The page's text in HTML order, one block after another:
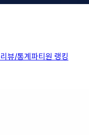
리뷰/통계파티원 랭킹